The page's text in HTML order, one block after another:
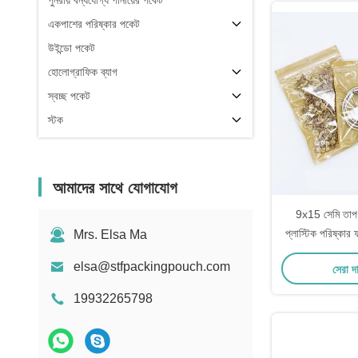
একপাশের পরিষ্কার পকেট
উইন্ডো পকেট
হোলোগ্রাফিক ব্যাগ
স্বচ্ছ পকেট
স্টক
আমাদের সাথে যোগাযোগ
Mrs. Elsa Ma
elsa@stfpackingpouch.com
19932265798
9x15 সেমি
প্লাস্টিক পরিষ্কার
ফ্ল্যাট জিপার ব্যাগ
সেরা